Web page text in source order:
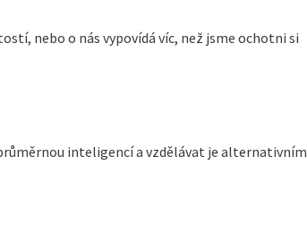
nebo o nás vypovídá víc, než jsme ochotni si
inteligencí a vzdělávat je alternativním